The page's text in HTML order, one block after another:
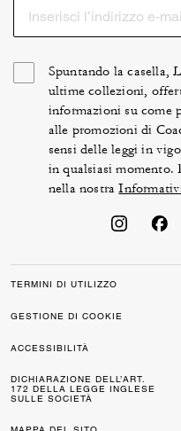
Spuntando la casella,
ultime collezioni,
informazioni su come
alle promozioni di
sensi delle leggi in
in qualsiasi
nella nostra
TERMINI DI UTILIZZO
GESTIONE DI COOKIE
ACCESSIBILITÀ
DICHIARAZIONE DELL’ART.
172 DELLA LEGGE INGLESE
SULLE SOCIETÀ